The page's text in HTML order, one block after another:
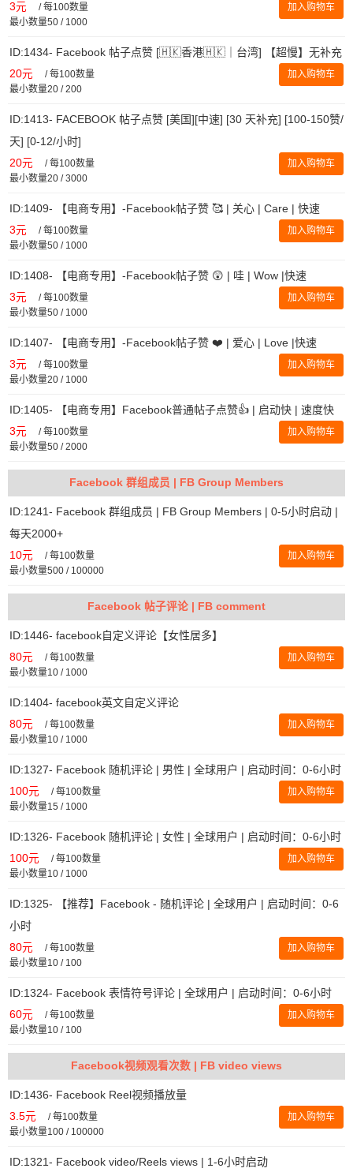
3元 /每100数量
最小数量50 / 1000
加入购物车
ID:1434- Facebook 帖子点赞 [🇭🇰香港🇭🇰｜台湾] 【超慢】无补充
20元 /每100数量
最小数量20 / 200
加入购物车
ID:1413- FACEBOOK 帖子点赞 [美国][中速] [30 天补充] [100-150赞/
天] [0-12/小时]
20元 /每100数量
最小数量20 / 3000
加入购物车
ID:1409- 【电商专用】-Facebook帖子赞 🥰 | 关心 | Care | 快速
3元 /每100数量
最小数量50 / 1000
加入购物车
ID:1408- 【电商专用】-Facebook帖子赞 😲 | 哇 | Wow |快速
3元 /每100数量
最小数量50 / 1000
加入购物车
ID:1407- 【电商专用】-Facebook帖子赞 ❤️ | 爱心 | Love |快速
3元 /每100数量
最小数量20 / 1000
加入购物车
ID:1405- 【电商专用】Facebook普通帖子点赞👍 | 启动快 | 速度快
3元 /每100数量
最小数量50 / 2000
加入购物车
Facebook 群组成员 | FB Group Members
ID:1241- Facebook 群组成员 | FB Group Members | 0-5小时启动 |
每天2000+
10元 /每100数量
最小数量500 / 100000
加入购物车
Facebook 帖子评论 | FB comment
ID:1446- facebook自定义评论【女性居多】
80元 /每100数量
最小数量10 / 1000
加入购物车
ID:1404- facebook英文自定义评论
80元 /每100数量
最小数量10 / 1000
加入购物车
ID:1327- Facebook 随机评论 | 男性 | 全球用户 | 启动时间：0-6小时
100元 /每100数量
最小数量15 / 1000
加入购物车
ID:1326- Facebook 随机评论 | 女性 | 全球用户 | 启动时间：0-6小时
100元 /每100数量
最小数量10 / 1000
加入购物车
ID:1325- 【推荐】Facebook - 随机评论 | 全球用户 | 启动时间：0-6
小时
80元 /每100数量
最小数量10 / 100
加入购物车
ID:1324- Facebook 表情符号评论 | 全球用户 | 启动时间：0-6小时
60元 /每100数量
最小数量10 / 100
加入购物车
Facebook视频观看次数 | FB video views
ID:1436- Facebook Reel视频播放量
3.5元 /每100数量
最小数量100 / 100000
加入购物车
ID:1321- Facebook video/Reels views | 1-6小时启动